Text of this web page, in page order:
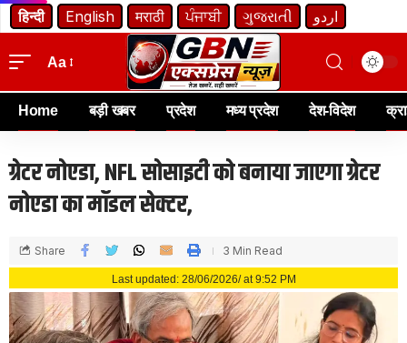
हिन्दी English मराठी ਪੰਜਾਬੀ ગુજરાતી اردو
Aa
Home बड़ी खबर प्रदेश मध्य प्रदेश देश-विदेश
ग्रेटर नोएडा, NFL सोसाइटी को बनाया जाएगा ग्रेटर
नोएडा का मॉडल सेक्टर,
Last updated: 28/06/2026/ at 9:52 PM
Share 3 Min Read